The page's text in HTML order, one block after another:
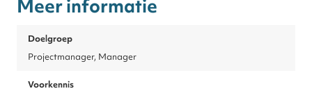
Meer informatie
Doelgroep
Projectmanager, Manager
Voorkennis